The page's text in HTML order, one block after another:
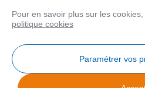
Pour en savoir plus sur les
politique cookies
Paramétrer vos